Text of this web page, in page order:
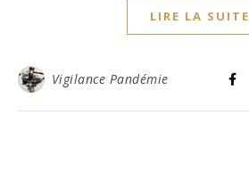
LIRE LA SUITE
Vigilance Pandémie